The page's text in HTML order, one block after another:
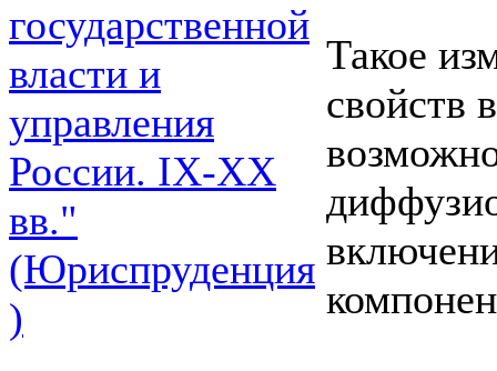
государственной
власти и
управления
России. IХ-ХХ
вв."
(Юриспруденция
)
Такое
свойств